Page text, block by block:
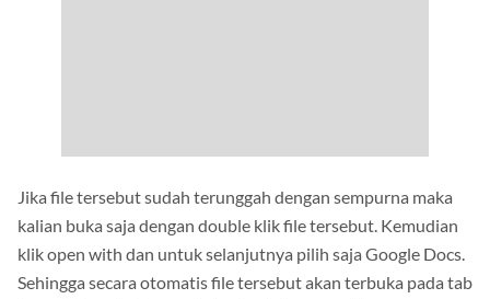
Jika file tersebut sudah terunggah dengan sempurna maka
kalian buka saja dengan double klik file tersebut. Kemudian
klik open with dan untuk selanjutnya pilih saja Google Docs.
Sehingga secara otomatis file tersebut akan terbuka pada tab